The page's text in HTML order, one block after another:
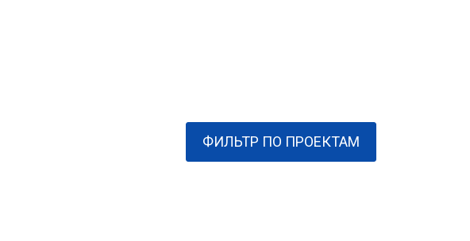
ФИЛЬТР ПО ПРОЕКТАМ